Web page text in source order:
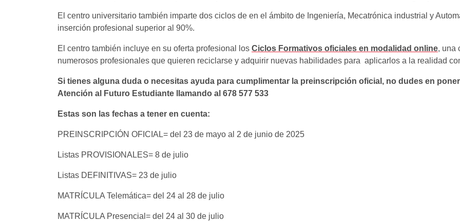
El centro universitario también imparte dos ciclos de en el ámbito de Ingeniería, Mecatrónica industrial y
inserción profesional superior al 90%.
El centro también incluye en su oferta profesional los Ciclos Formativos oficiales en modalidad online, una
numerosos profesionales que quieren reciclarse y adquirir nuevas habilidades para aplicarlos a la realidad
Si tienes alguna duda o necesitas ayuda para cumplimentar la preinscripción oficial, no dudes en
Atención al Futuro Estudiante llamando al 678 577 533
Estas son las fechas a tener en cuenta:
PREINSCRIPCIÓN OFICIAL= del 23 de mayo al 2 de junio de 2025
Listas PROVISIONALES= 8 de julio
Listas DEFINITIVAS= 23 de julio
MATRÍCULA Telemática= del 24 al 28 de julio
MATRÍCULA Presencial= del 24 al 30 de julio